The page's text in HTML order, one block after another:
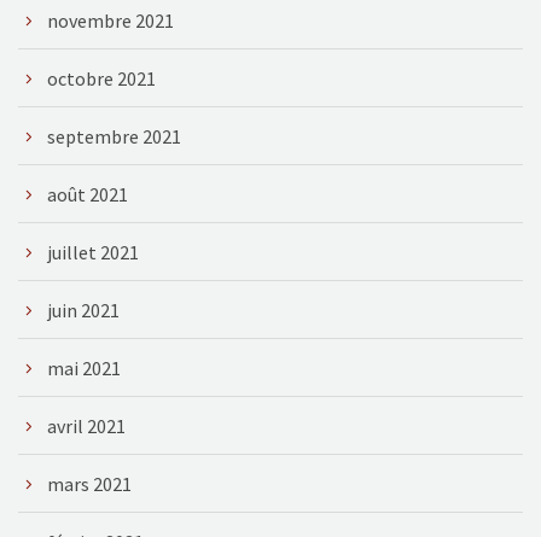
novembre 2021
octobre 2021
septembre 2021
août 2021
juillet 2021
juin 2021
mai 2021
avril 2021
mars 2021